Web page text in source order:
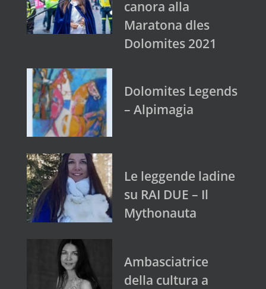
canora alla
Maratona dles
Dolomites 2021
Dolomites Legends
– Alpimagia
Le leggende ladine
su RAI DUE – Il
Mythonauta
Ambasciatrice
della cultura a